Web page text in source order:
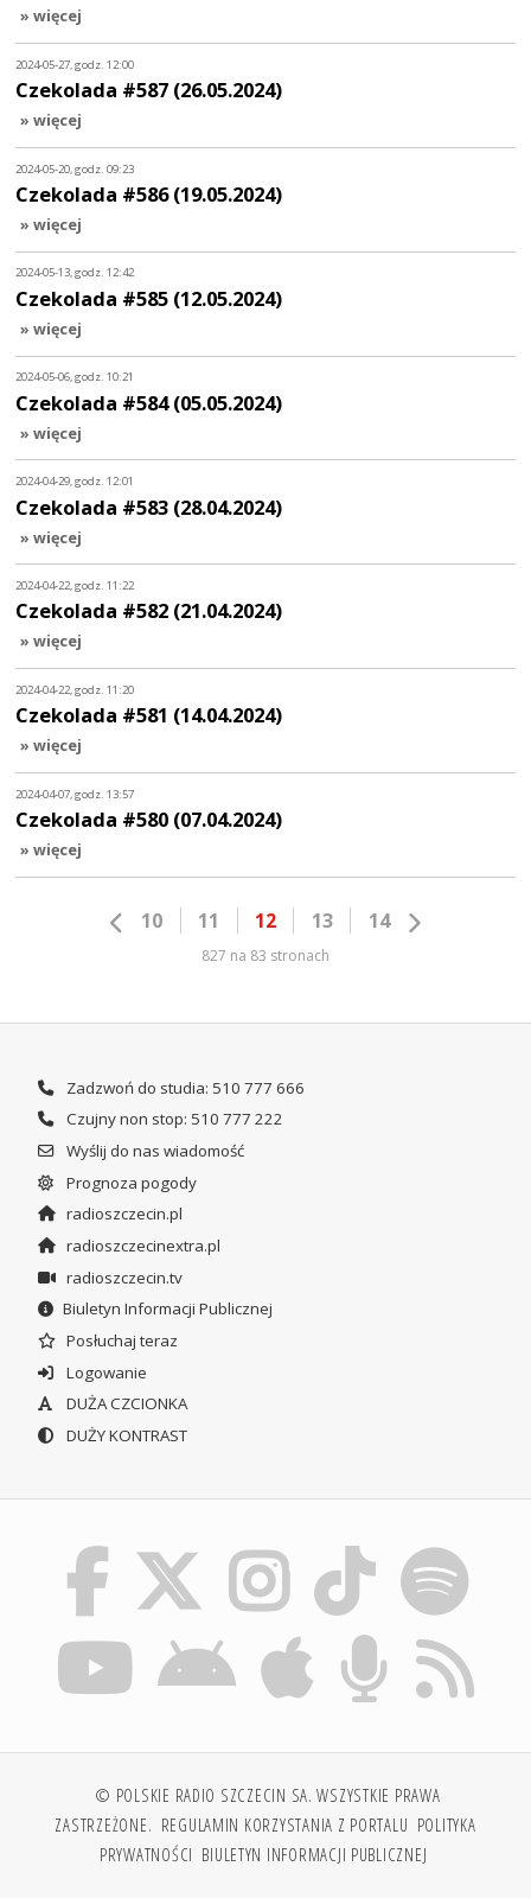
» więcej
2024-05-27, godz. 12:00
Czekolada #587 (26.05.2024)
» więcej
2024-05-20, godz. 09:23
Czekolada #586 (19.05.2024)
» więcej
2024-05-13, godz. 12:42
Czekolada #585 (12.05.2024)
» więcej
2024-05-06, godz. 10:21
Czekolada #584 (05.05.2024)
» więcej
2024-04-29, godz. 12:01
Czekolada #583 (28.04.2024)
» więcej
2024-04-22, godz. 11:22
Czekolada #582 (21.04.2024)
» więcej
2024-04-22, godz. 11:20
Czekolada #581 (14.04.2024)
» więcej
2024-04-07, godz. 13:57
Czekolada #580 (07.04.2024)
» więcej
10 11 12 13 14
827 na 83 stronach
Zadzwoń do studia: 510 777 666
Czujny non stop: 510 777 222
Wyślij do nas wiadomość
Prognoza pogody
radioszczecin.pl
radioszczecinextra.pl
radioszczecin.tv
Biuletyn Informacji Publicznej
Posłuchaj teraz
Logowanie
DUŻA CZCIONKA
DUŻY KONTRAST
© POLSKIE RADIO SZCZECIN SA. WSZYSTKIE PRAWA
ZASTRZEŻONE. REGULAMIN KORZYSTANIA Z PORTALU POLITYKA
PRYWATNOŚCI BIULETYN INFORMACJI PUBLICZNEJ